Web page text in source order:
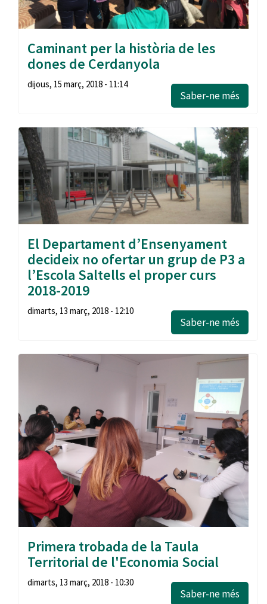
Caminant per la història de les
dones de Cerdanyola
dijous, 15 març, 2018 - 11:14
Saber-ne més
El Departament d’Ensenyament
decideix no ofertar un grup de P3 a
l’Escola Saltells el proper curs
2018-2019
dimarts, 13 març, 2018 - 12:10
Saber-ne més
Primera trobada de la Taula
Territorial de l'Economia Social
dimarts, 13 març, 2018 - 10:30
Saber-ne més